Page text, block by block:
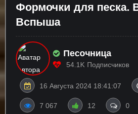
Формочки для песка.
Вспыша
Песочница
54.1K Подписчиков
16 Августа 2024 18:41:07
7 067 12 0